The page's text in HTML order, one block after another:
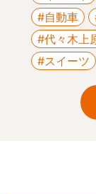
#自動車
#代々木上
#スイーツ